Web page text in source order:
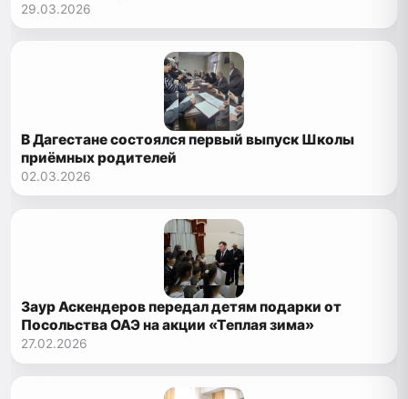
29.03.2026
В Дагестане состоялся первый выпуск Школы
приёмных родителей
02.03.2026
Заур Аскендеров передал детям подарки от
Посольства ОАЭ на акции «Теплая зима»
27.02.2026